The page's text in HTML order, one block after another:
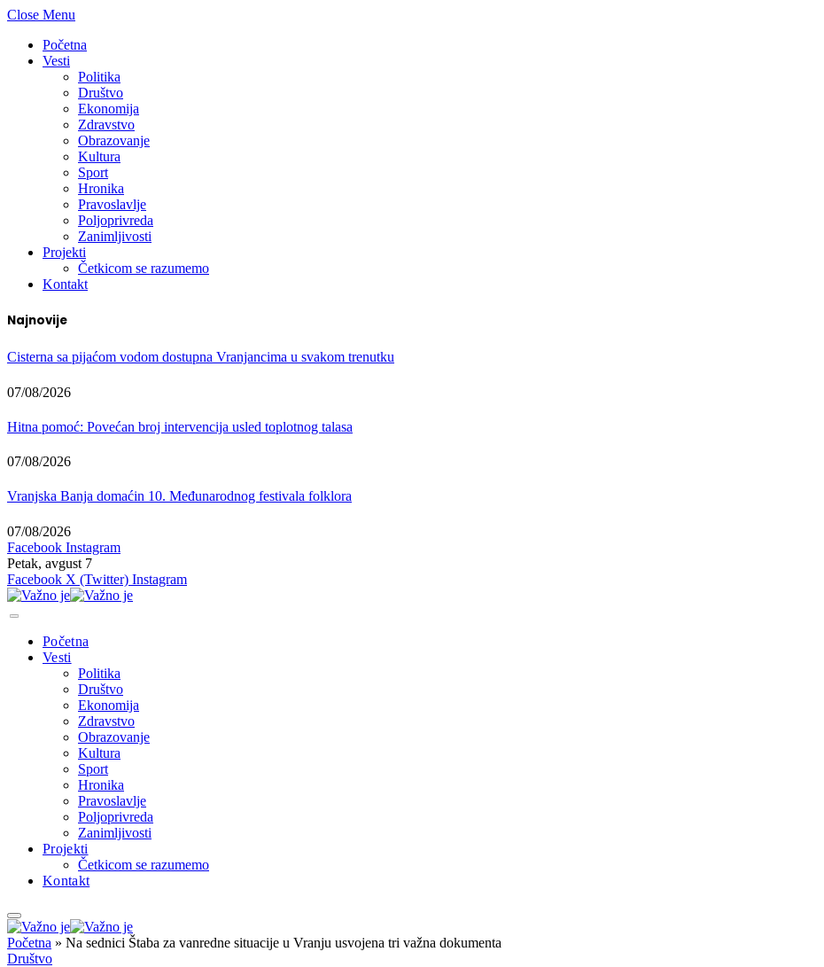
Close Menu
Početna
Vesti
Politika
Društvo
Ekonomija
Zdravstvo
Obrazovanje
Kultura
Sport
Hronika
Pravoslavlje
Poljoprivreda
Zanimljivosti
Projekti
Četkicom se razumemo
Kontakt
Najnovije
Cisterna sa pijaćom vodom dostupna Vranjancima u svakom trenutku
07/08/2026
Hitna pomoć: Povećan broj intervencija usled toplotnog talasa
07/08/2026
Vranjska Banja domaćin 10. Međunarodnog festivala folklora
07/08/2026
Facebook Instagram
Petak, avgust 7
Facebook X (Twitter) Instagram
Početna
Vesti
Politika
Društvo
Ekonomija
Zdravstvo
Obrazovanje
Kultura
Sport
Hronika
Pravoslavlje
Poljoprivreda
Zanimljivosti
Projekti
Četkicom se razumemo
Kontakt
Početna » Na sednici Štaba za vanredne situacije u Vranju usvojena tri važna dokumenta
Društvo